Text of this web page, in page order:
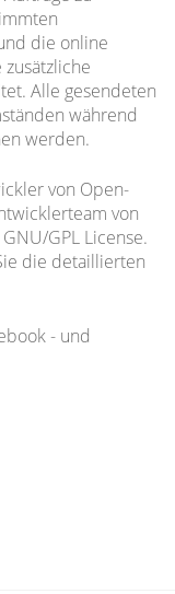
die online
Alle gesendeten
während
werden.
von Open-
von
GPL License.
die detaillierten
- und